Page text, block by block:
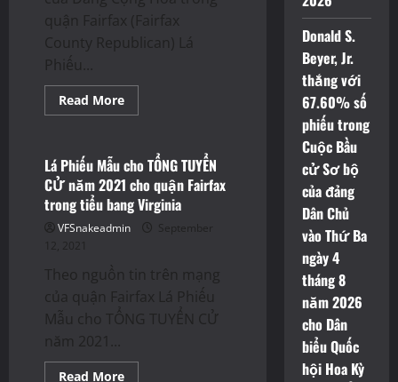
quận Fairfax (Fairfax
County Republican) Lá
Phiếu...
Read MoreRead
more
Phiếu
Mẫu
của
Đảng
Cộng
Hòa
cho
TỔNG
năm
2021
ở
quận
Fairfax
bang
Virginia
Thông Báo
Lá Phiếu Mẫu cho TỔNG TUYỂN
CỬ năm 2021 cho quận Fairfax
trong tiểu bang Virginia
VFSnakeadmin
September
12, 2021
Theo nguồn tin trên mạng
của quận Fairfax Lá Phiếu
Mẫu cho TỔNG TUYỂN CỬ
năm 2021...
Read MoreRead
Donald S.
Beyer, Jr.
thắng với
67.60% số
phiếu trong
Cuộc Bầu
cử Sơ bộ
của đảng
Dân Chủ
vào Thứ Ba
ngày 4
tháng 8
năm 2026
cho Dân
biểu Quốc
hội Hoa Kỳ